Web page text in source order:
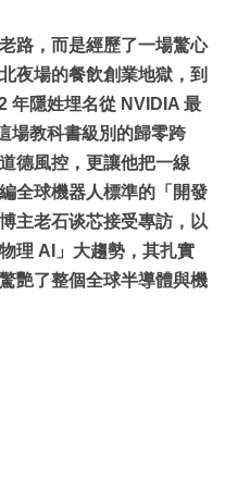
路，而是經歷了一場驚心
夜場的餐飲創業地獄，到
年隱姓埋名從 NVIDIA 最
場教科書級別的歸零跨
德風控，更讓他把一線
全球機器人標準的「開發
主老石谈芯接受專訪，以
理 AI」大趨勢，其扎實
艷了整個全球半導體與機